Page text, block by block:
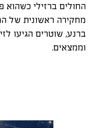
החולים ברזילי כשהוא
מחקירה ראשונית של
ברנע, שוטרים הגיעו
וממצאים.